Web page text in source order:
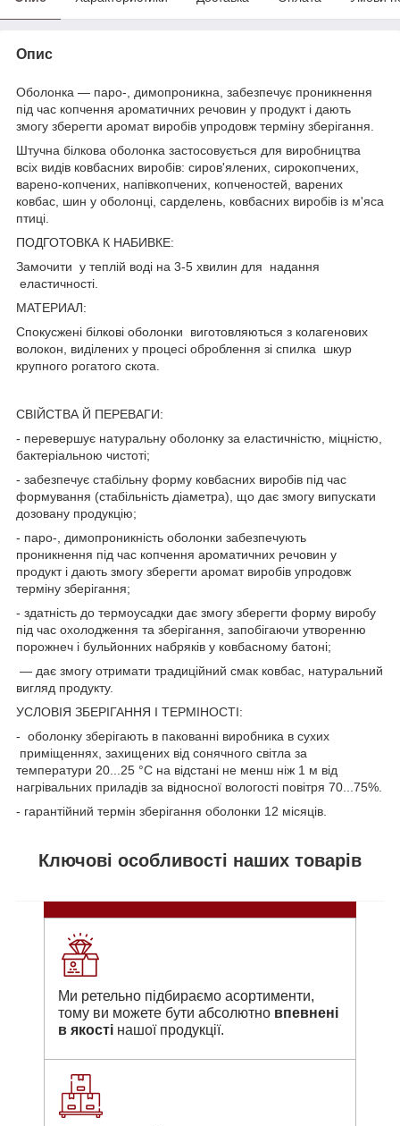
Опис
Оболонка — паро-, димопроникна, забезпечує проникнення
під час копчення ароматичних речовин у продукт і дають
змогу зберегти аромат виробів упродовж терміну зберігання.
Штучна білкова оболонка застосовується для виробництва
всіх видів ковбасних виробів: сиров'ялених, сирокопчених,
варено-копчених, напівкопчених, копченостей, варених
ковбас, шин у оболонці, сарделень, ковбасних виробів із м'яса
птиці.
ПОДГОТОВКА К НАБИВКЕ:
Замочити у теплій воді на 3-5 хвилин для надання
еластичності.
МАТЕРИАЛ:
Спокусжені білкові оболонки виготовляються з колагенових
волокон, виділених у процесі оброблення зі спилка шкур
крупного рогатого скота.
СВІЙСТВА Й ПЕРЕВАГИ:
- перевершує натуральну оболонку за еластичністю, міцністю,
бактеріальною чистоті;
- забезпечує стабільну форму ковбасних виробів під час
формування (стабільність діаметра), що дає змогу випускати
дозовану продукцію;
- паро-, димопроникність оболонки забезпечують
проникнення під час копчення ароматичних речовин у
продукт і дають змогу зберегти аромат виробів упродовж
терміну зберігання;
- здатність до термоусадки дає змогу зберегти форму виробу
під час охолодження та зберігання, запобігаючи утворенню
порожнеч і бульйонних набряків у ковбасному батоні;
— дає змогу отримати традиційний смак ковбас, натуральний
вигляд продукту.
УСЛОВІЯ ЗБЕРІГАННЯ І ТЕРМІНОСТІ:
- оболонку зберігають в пакованні виробника в сухих
приміщеннях, захищених від сонячного світла за
температури 20...25 °C на відстані не менш ніж 1 м від
нагрівальних приладів за відносної вологості повітря 70...75%.
- гарантійний термін зберігання оболонки 12 місяців.
Ключові особливості наших товарів
Ми ретельно підбираємо асортименти,
тому ви можете бути абсолютно впевнені
в якості нашої продукції.